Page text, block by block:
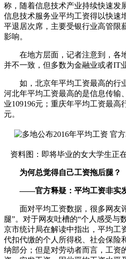
称，随着信息技术产业持续快速发
信息技术服务业平均工资得以快速
平退居次席，主要受银行业高管限
影响。
在地方层面，记者注意到，各
并不一致，但多数为金融业或者IT业
如，北京年平均工资最高的行业
河北年平均工资最高的是信息传输
业109196元；重庆年平均工资最高
元。
资料图：即将毕业的女大学生正
为何总觉得自己工资拖后腿？
——官方释疑：平均工资非实
面对平均工资数据，很多网友
腿”。对于网友吐槽的“个人感受与
京市统计局在解读中指出，平均工
代扣代缴的个人所得税、社会保险
纳部分；但是对劳动者而言，工资